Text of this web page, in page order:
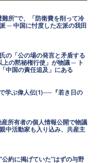
難所"で、「防衛費を削って冷
─ 中国に忖度した左派の我田
の「公の場の発言と矛盾する
上の黙秘権行使」が物議 ─ ト
中国の責任追及」にある
学ぶ偉人伝(1)──『若き日の
所有者の個人情報公開で物議
中活動家も入り込み、共産主
約に掲げていた"はずの与野